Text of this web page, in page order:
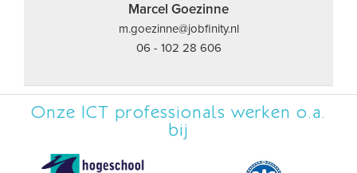
Marcel Goezinne
m.goezinne@jobfinity.nl
06 - 102 28 606
Onze ICT professionals werken o.a.
bij